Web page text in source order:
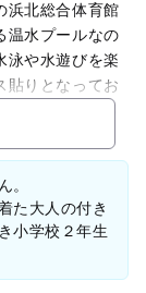
浜北総合体育館
温水プールなの
泳や水遊びを楽
貼りとなってお
ンデッキから
。
た大人の付き
小学校２年生